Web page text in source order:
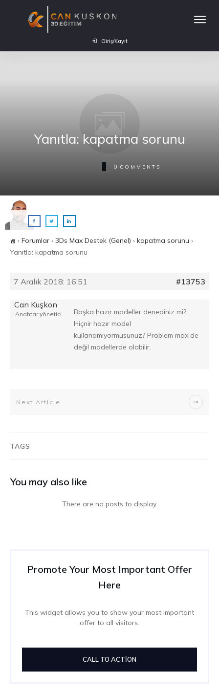
Giriş/Kayıt
Yanıtla: kapatma sorunu
0 COMMENTS
› Forumlar › 3Ds Max Destek (Genel) › kapatma sorunu ›
Yanıtla: kapatma sorunu
7 Aralık 2018: 16:51 #13753
Can Kuşkon
Anahtar yönetici
Başka hazır modeller denediniz mi?
Hiçnir hazır model
kullanamıyormusunuz? Problem max de
değil modellerde olabilir.
Next Article
TAGS
You may also like
Promote Your Most Important Offer
Here
This widget allows you to show your most important
offer to all visitors.
CALL TO ACTION